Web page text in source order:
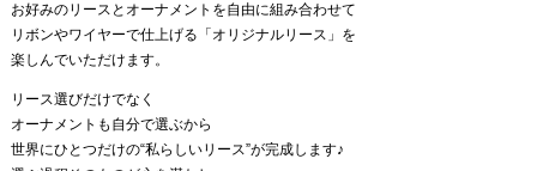
お好みのリースとオーナメントを自由に組み合わせて
リボンやワイヤーで仕上げる「オリジナルリース」を
楽しんでいただけます。
リース選びだけでなく
オーナメントも自分で選ぶから
世界にひとつだけの“私らしいリース”が完成します♪